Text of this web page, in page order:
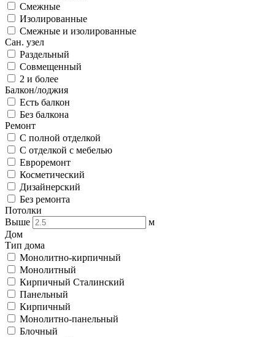
Смежные
Изолированные
Смежные и изолированные
Сан. узел
Раздельный
Совмещенный
2 и более
Балкон/лоджия
Есть балкон
Без балкона
Ремонт
С полной отделкой
С отделкой с мебелью
Евроремонт
Косметический
Дизайнерский
Без ремонта
Потолки
Выше
м
Дом
Тип дома
Монолитно-кирпичный
Монолитный
Кирпичный Сталинский
Панельный
Кирпичный
Монолитно-панельный
Блочный